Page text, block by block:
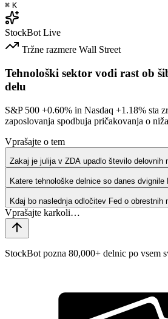
⌘ K
StockBot Live
Tržne razmere Wall Street
Tehnološki sektor vodi rast ob
delu
S&P 500 +0.60% in Nasdaq +1.18% sta
zaposlovanja spodbuja pričakovanja o
Vprašajte o tem
Zakaj je julija v ZDA upadlo število delovnih
Katere tehnološke delnice so danes dvignile
Kdaj bo naslednja odločitev Fed o obrestnih
StockBot pozna 80,000+ delnic po vsem